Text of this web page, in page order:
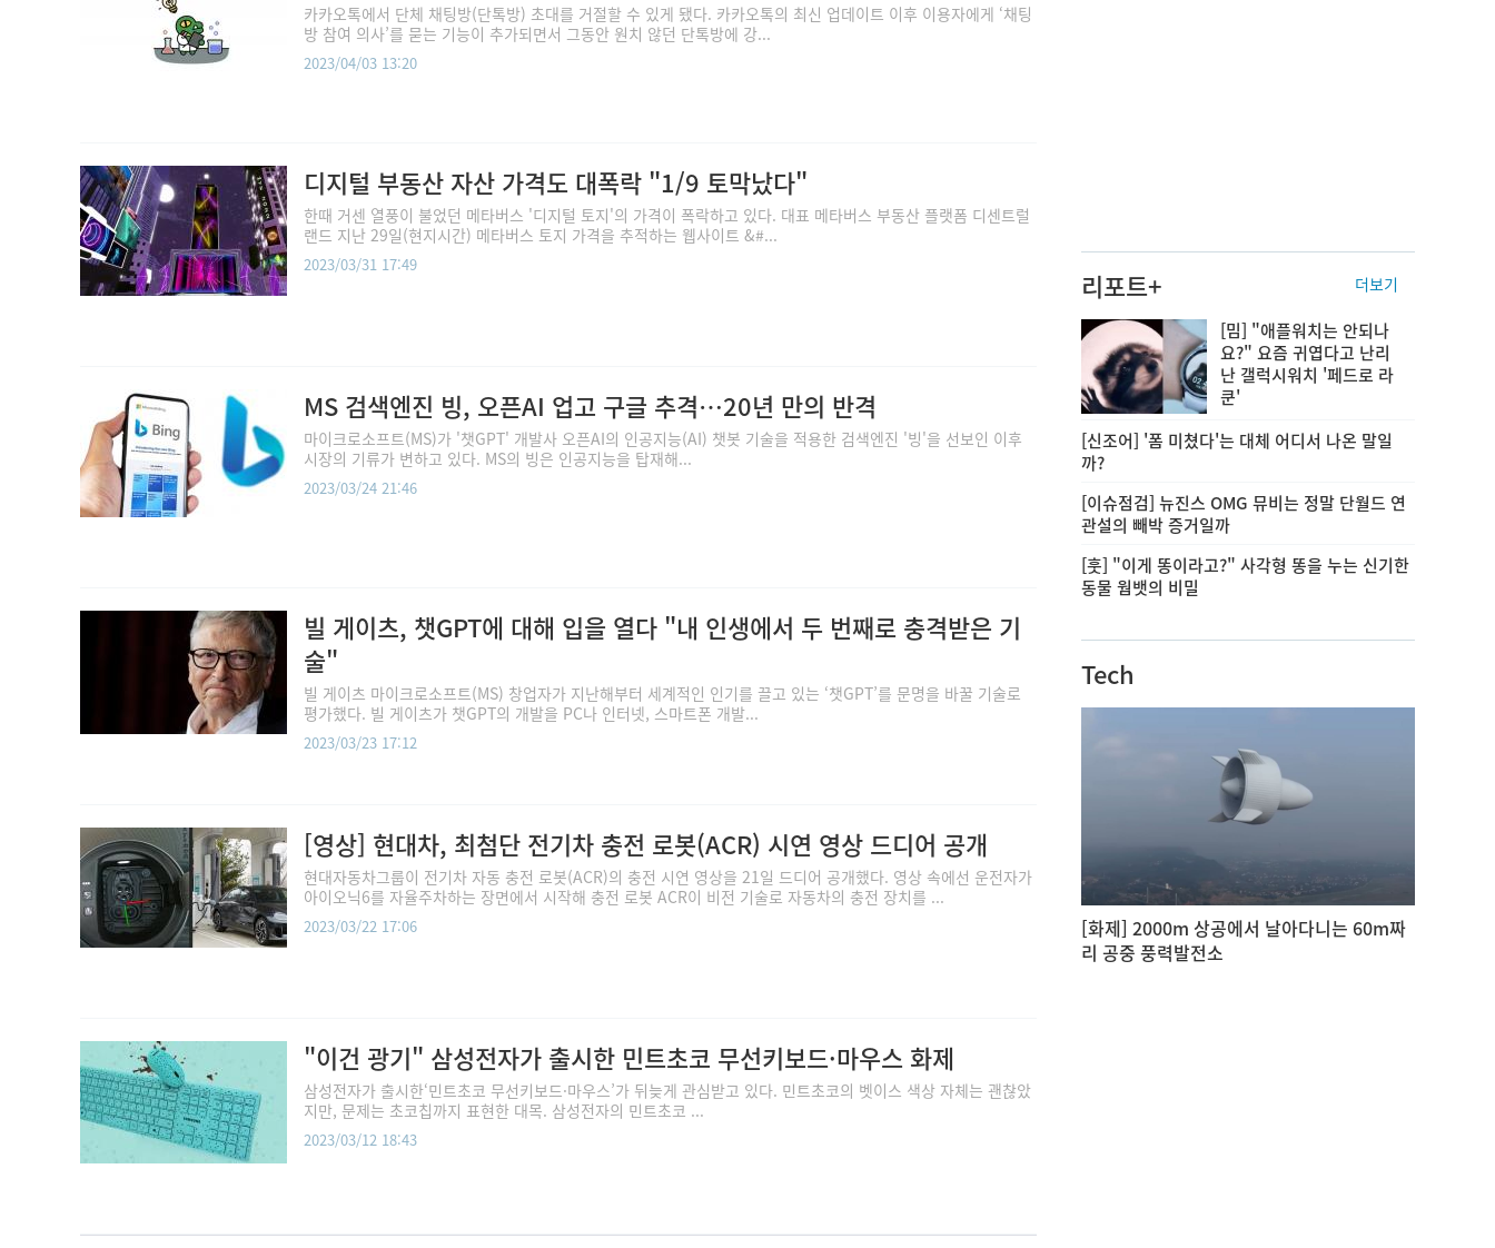
카카오톡에서 단체 채팅방(단톡방) 초대를 거절할 수 있게 됐다. 카카오톡의 최신 업데이트 이후 이용자에게 ‘채팅
방 참여 의사’를 묻는 기능이 추가되면서 그동안 원치 않던 단톡방에 강...
2023/04/03 13:20
디지털 부동산 자산 가격도 대폭락 "1/9 토막났다"
한때 거센 열풍이 불었던 메타버스 '디지털 토지'의 가격이 폭락하고 있다. 대표 메타버스 부동산 플랫폼 디센트럴
랜드 지난 29일(현지시간) 메타버스 토지 가격을 추적하는 웹사이트 &#...
2023/03/31 17:49
MS 검색엔진 빙, 오픈AI 업고 구글 추격…20년 만의 반격
마이크로소프트(MS)가 '챗GPT' 개발사 오픈AI의 인공지능(AI) 챗봇 기술을 적용한 검색엔진 '빙'을 선보인 이후
시장의 기류가 변하고 있다. MS의 빙은 인공지능을 탑재해...
2023/03/24 21:46
빌 게이츠, 챗GPT에 대해 입을 열다 "내 인생에서 두 번째로 충격받은 기
술"
빌 게이츠 마이크로소프트(MS) 창업자가 지난해부터 세계적인 인기를 끌고 있는 ‘챗GPT’를 문명을 바꿀 기술로
평가했다. 빌 게이츠가 챗GPT의 개발을 PC나 인터넷, 스마트폰 개발...
2023/03/23 17:12
[영상] 현대차, 최첨단 전기차 충전 로봇(ACR) 시연 영상 드디어 공개
현대자동차그룹이 전기차 자동 충전 로봇(ACR)의 충전 시연 영상을 21일 드디어 공개했다. 영상 속에선 운전자가
아이오닉6를 자율주차하는 장면에서 시작해 충전 로봇 ACR이 비전 기술로 자동차의 충전 장치를 ...
2023/03/22 17:06
"이건 광기" 삼성전자가 출시한 민트초코 무선키보드·마우스 화제
삼성전자가 출시한‘민트초코 무선키보드·마우스’가 뒤늦게 관심받고 있다. 민트초코의 벳이스 색상 자체는 괜찮았
지만, 문제는 초코칩까지 표현한 대목. 삼성전자의 민트초코 ...
2023/03/12 18:43
리포트+ 더보기
[밈] "애플워치는 안되나
요?" 요즘 귀엽다고 난리
난 갤럭시워치 '페드로 라
쿤'
[신조어] '폼 미쳤다'는 대체 어디서 나온 말일
까?
[이슈점검] 뉴진스 OMG 뮤비는 정말 단월드 연
관설의 빼박 증거일까
[훗] "이게 똥이라고?" 사각형 똥을 누는 신기한
동물 웜뱃의 비밀
Tech
[화제] 2000m 상공에서 날아다니는 60m짜
리 공중 풍력발전소